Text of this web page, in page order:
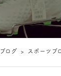
ブログ > スポーツブ